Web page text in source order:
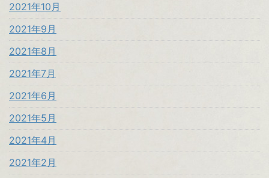
2021年10月
2021年9月
2021年8月
2021年7月
2021年6月
2021年5月
2021年4月
2021年2月